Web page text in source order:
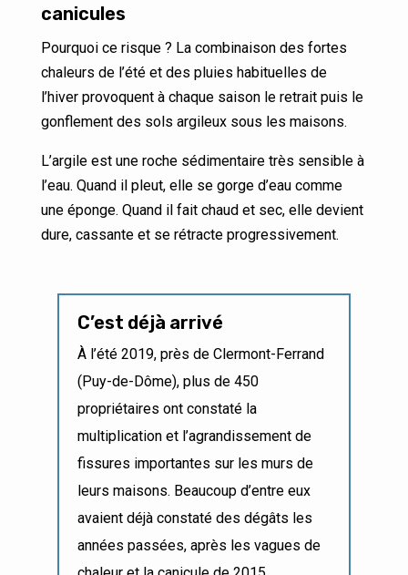
canicules
Pourquoi ce risque ? La combinaison des fortes
chaleurs de l’été et des pluies habituelles de
l’hiver provoquent à chaque saison le retrait puis le
gonflement des sols argileux sous les maisons.
L’argile est une roche sédimentaire très sensible à
l’eau. Quand il pleut, elle se gorge d’eau comme
une éponge. Quand il fait chaud et sec, elle devient
dure, cassante et se rétracte progressivement.
C’est déjà arrivé
À l’été 2019, près de Clermont-Ferrand
(Puy-de-Dôme), plus de 450
propriétaires ont constaté la
multiplication et l’agrandissement de
fissures importantes sur les murs de
leurs maisons. Beaucoup d’entre eux
avaient déjà constaté des dégâts les
années passées, après les vagues de